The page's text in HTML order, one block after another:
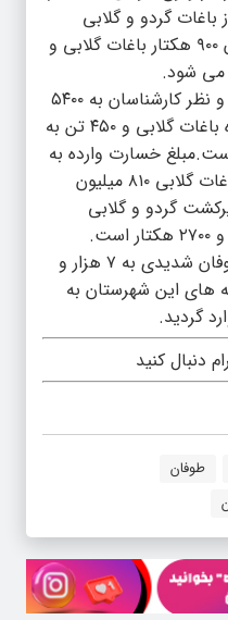
و ۴۷۰ هکتار از باغات گردو و گلابی
آسیب وارد نمود.که از این میزان ۹۰۰ هکتار باغات گلابی و
روستانژاد افزود: براساس بازدید و نظر کارشناسان به ۵۴۰۰
تن میزان محصول خسارت دیده باغات گلابی و ۴۵۰ تن به
خسارت وارده به
باغات گردو۹۰۰ میلیون ریال و باغات گلابی ۸۱۰ میلیون
گردو و گلابی
وی همچنین گفت: بر اثر این طوفان شدیدی به ۷ هزار و
های این شهرستان به
دنبال کنید
طوفان